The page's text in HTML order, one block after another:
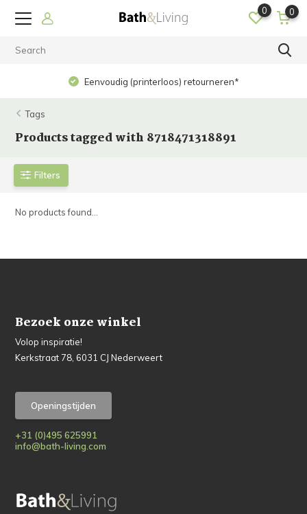
0 0
Eenvoudig (printerloos) retourneren*
Tags
Products tagged with 8718471318891
Filters
No products found...
Bezoek onze winkel
Volop inspiratie!
Kerkstraat 78, 6031 CJ Nederweert
Openingstijden
+31 (0)495 625991
info@bath-living.com